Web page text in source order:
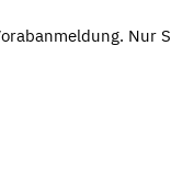
Nur